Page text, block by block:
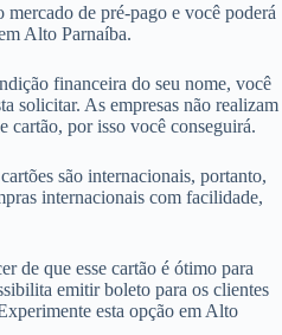
de pré-pago e você poderá
Alto Parnaíba.
financeira do seu nome, você
solicitar. As empresas não realizam
cartão, por isso você conseguirá.
são internacionais, portanto,
internacionais com facilidade,
de que esse cartão é ótimo para
emitir boleto para os clientes
esta opção em Alto